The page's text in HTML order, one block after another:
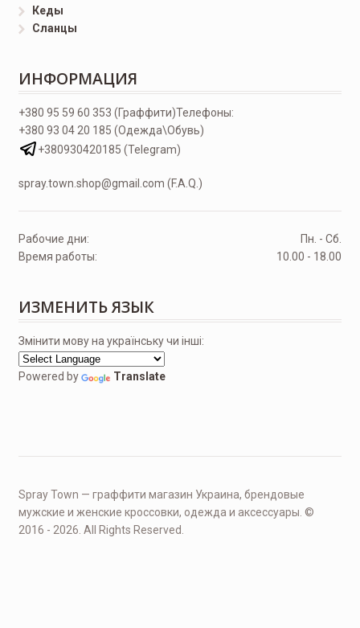
Кеды
Сланцы
ИНФОРМАЦИЯ
Телефоны:
+380 95 59 60 353 (Граффити)
+380 93 04 20 185 (Одежда\Обувь)
+380930420185 (Telegram)
spray.town.shop@gmail.com (F.A.Q.)
Рабочие дни:
Пн. - Сб.
Время работы:
10.00 - 18.00
ИЗМЕНИТЬ ЯЗЫК
Змінити мову на українську чи інші:
Powered by Translate
Spray Town — граффити магазин Украина, брендовые
мужские и женские кроссовки, одежда и аксессуары. ©
2016 - 2026. All Rights Reserved.